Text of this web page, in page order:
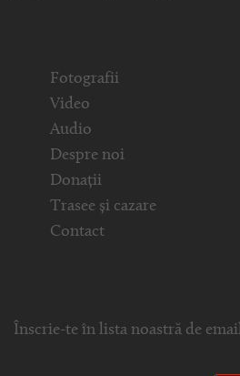
Fotografii
Video
Audio
Despre noi
Donații
Trasee și cazare
Contact
Înscrie-te în lista noastră de